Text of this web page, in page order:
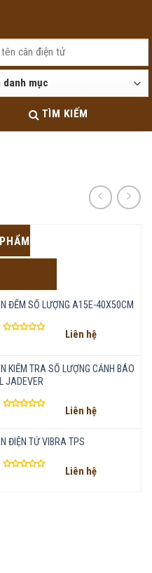
TÌM KIẾM
ĐẾM SỐ LƯỢNG A15E-40X50CM
hạng
5
sao
Liên hệ
KIỂM TRA SỐ LƯỢNG CẢNH BÁO
JADEVER
hạng
5
Liên hệ
ĐIỆN TỬ VIBRA TPS
Liên hệ